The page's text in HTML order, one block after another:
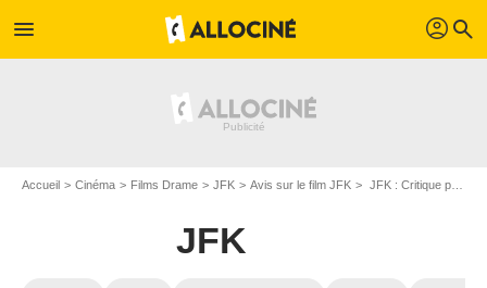
menu profil search
Accueil Cinéma Films Drame JFK Avis sur le film JFK JFK : Critique presse
JFK